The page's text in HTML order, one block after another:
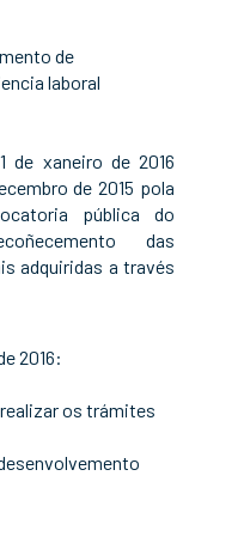
de
laboral
de xaneiro de 2016
de 2015 pola
pública do
das
adquiridas a través
2016:
os trámites